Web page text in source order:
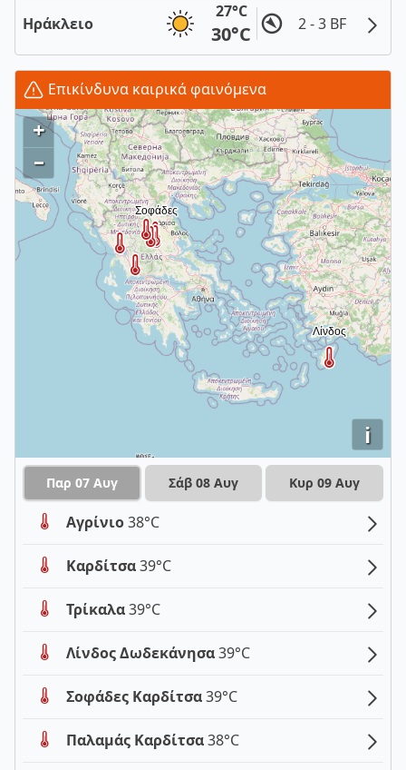
Ηράκλειο
27°C
30°C 2 - 3 BF
Επικίνδυνα καιρικά φαινόμενα
i
+
–
Παρ 07 Αυγ Σάβ 08 Αυγ Κυρ 09 Αυγ
Αγρίνιο38°C
Καρδίτσα39°C
Τρίκαλα39°C
Λίνδος Δωδεκάνησα39°C
Σοφάδες Καρδίτσα39°C
Παλαμάς Καρδίτσα38°C